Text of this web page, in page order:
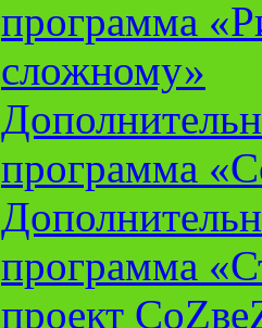
программа
сложному»
программа
программа
проект